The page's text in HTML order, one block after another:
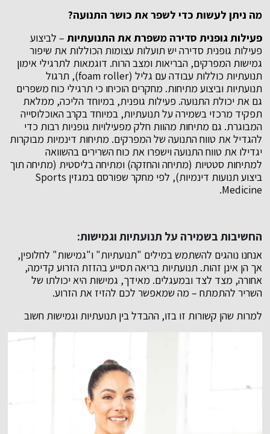
מה ניתן לעשות כדי לשפר את כושר התנועה?
פעילות גופנית סדירה משפרת את התנועתיות – לביצוע
פעילות גופנית סדירה יש תועלות עצומות הכוללות את שיפור
גמישות המפרקים, הבריאות ומצב הרוח. דוגמאות לתרגילי אימון
תנועתיות כוללות עבודה עם גליל (foam roller), תרגול
תנועתיות וביצוע מתיחות. מחקרים הוכיחו כי תרגילי כוח משפרים
גם את יכולת התנועה. פעילות גופנית, במיוחד הליכה, ממלאת
תפקיד מרכזי בשמירה על תנועתיות, במיוחד בקרב האוכלוסייה
המבוגרת. גם מתיחות מהוות חלק מפעילויות גופניות רבות כדי
להגדיל את טווח התנועה של המפרקים. מתיחות דינמיות מבוקרות
יגדילו את טווח התנועה וישפרו את כוח השרירים בהשוואה
למתיחות סטטיות (מתיחה והחזקה) ומתיחה בליסטית (מתיחה תוך
ביצוע תנועות דינמיות), לפי מחקר שפורסם במגזין Sports
Medicine.
החשיבות בשמירה על תנועתיות וגמישות:
אנחנו נוהגים להשתמש במילים "תנועתיות" ו"גמישות" לחלופין,
אך הן אינן זהות. תנועתיות בריאה תסייע בהזזת הזרוע קדימה,
אחורה, מצד לצד ובמעגלים. מאידך, גמישות היא יכולתו של
השריר להתמתח – מה שמאפשר לכם להזיז את הזרוע.
למרות שהן קשורות זו בזו, ההבדל בין תנועתיות וגמישות חשוב